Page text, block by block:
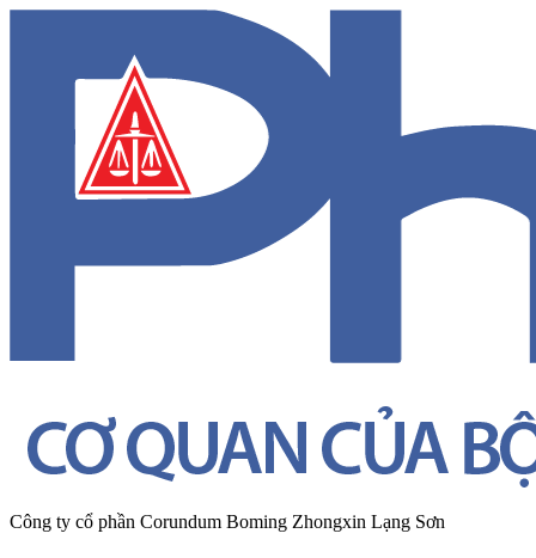
Công ty cổ phần Corundum Boming Zhongxin Lạng Sơn